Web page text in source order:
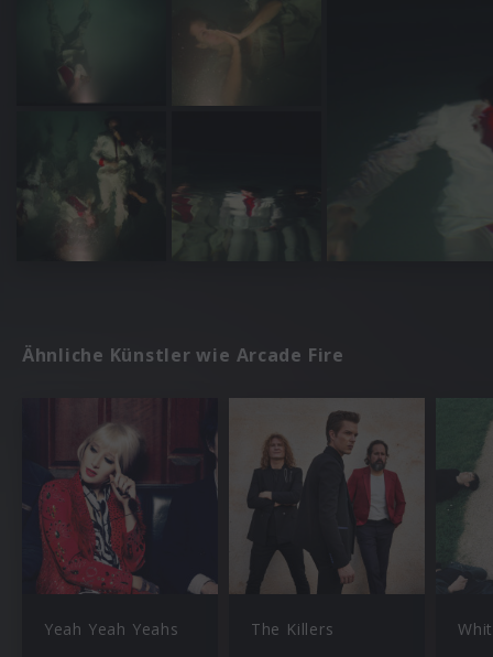
Ähnliche Künstler wie Arcade Fire
Yeah Yeah Yeahs The Killers